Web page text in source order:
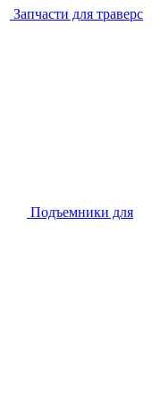
Запчасти для траверс
Подъемники для